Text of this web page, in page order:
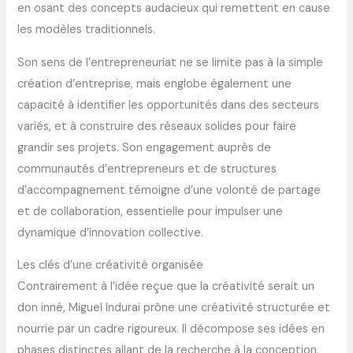
en osant des concepts audacieux qui remettent en cause
les modèles traditionnels.
Son sens de l’entrepreneuriat ne se limite pas à la simple
création d’entreprise, mais englobe également une
capacité à identifier les opportunités dans des secteurs
variés, et à construire des réseaux solides pour faire
grandir ses projets. Son engagement auprès de
communautés d’entrepreneurs et de structures
d’accompagnement témoigne d’une volonté de partage
et de collaboration, essentielle pour impulser une
dynamique d’innovation collective.
Les clés d’une créativité organisée
Contrairement à l’idée reçue que la créativité serait un
don inné, Miguel Indurai prône une créativité structurée et
nourrie par un cadre rigoureux. Il décompose ses idées en